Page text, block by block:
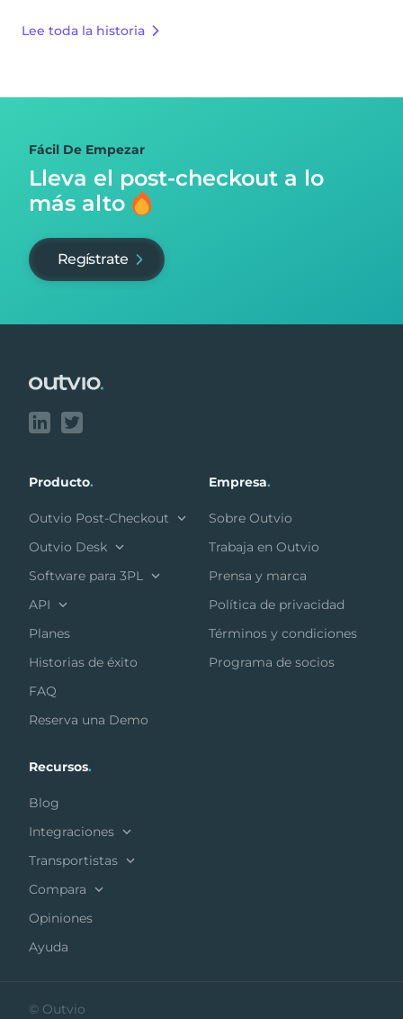
Lee toda la historia
Fácil De Empezar
Lleva el post-checkout a lo
más alto
Regístrate
Producto.
Outvio Post-Checkout
Outvio Desk
Software para 3PL
API
Planes
Historias de éxito
FAQ
Reserva una Demo
Empresa.
Sobre Outvio
Trabaja en Outvio
Prensa y marca
Política de privacidad
Términos y condiciones
Programa de socios
Recursos.
Blog
Integraciones
Transportistas
Compara
Opiniones
Ayuda
© Outvio